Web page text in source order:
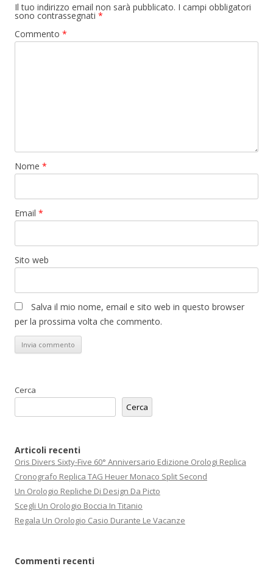
Il tuo indirizzo email non sarà pubblicato. I campi obbligatori
sono contrassegnati *
Commento *
Nome *
Email *
Sito web
Salva il mio nome, email e sito web in questo browser
per la prossima volta che commento.
Cerca
Cerca
Articoli recenti
Oris Divers Sixty-Five 60° Anniversario Edizione Orologi Replica
Cronografo Replica TAG Heuer Monaco Split Second
Un Orologio Repliche Di Design Da Picto
Scegli Un Orologio Boccia In Titanio
Regala Un Orologio Casio Durante Le Vacanze
Commenti recenti